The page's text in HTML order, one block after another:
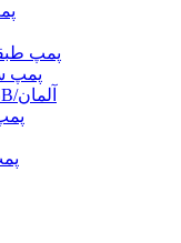
پمپ
پمپ
پمپ کا.اس.ب/KSB/آلمان